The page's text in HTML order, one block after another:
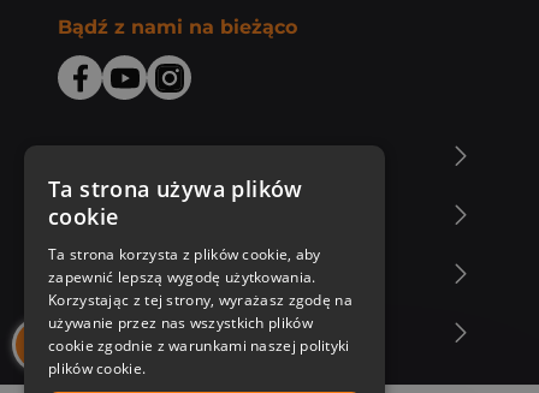
Bądź z nami na bieżąco
Zakupy u nas
Nasza oferta
Nasi autorzy
Ta strona używa plików
cookie
Ta strona korzysta z plików cookie, aby
zapewnić lepszą wygodę użytkowania.
Korzystając z tej strony, wyrażasz zgodę na
używanie przez nas wszystkich plików
cookie zgodnie z warunkami naszej polityki
plików cookie.